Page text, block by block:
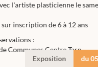
l'artiste plasticienne le
inscription de 6 à 12 ans
:
Communes Centre Tarn
Exposition
du